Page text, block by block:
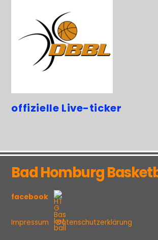
offizielle Live-ticker
Bad Homburg
facebook
Impressum Datenschutzerklärung